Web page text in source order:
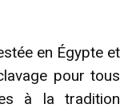
en Égypte et
pour tous
à la tradition